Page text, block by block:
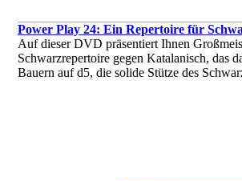
Power Play 24: Ein Repertoire für
Auf dieser DVD präsentiert Ihnen
Schwarzrepertoire gegen Katalanisch, das
Bauern auf d5, die solide Stütze des